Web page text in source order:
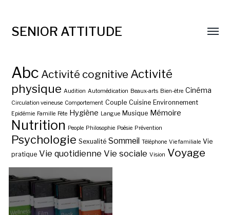
SENIOR ATTITUDE
Abc Activité cognitive Activité
physique Audition Automédication Beaux-arts Bien-être Cinéma
Circulation veineuse Comportement Couple Cuisine Environnement
Epidémie Famille Fête Hygiène Langue Musique Mémoire
Nutrition People Philosophie Poésie Prévention
Psychologie Sexualité Sommeil Téléphone Vie familiale Vie
pratique Vie quotidienne Vie sociale Vision Voyage